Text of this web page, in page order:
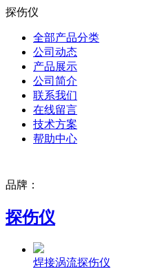
探伤仪
全部产品分类
公司动态
产品展示
公司简介
联系我们
在线留言
技术方案
帮助中心
品牌：
探伤仪
焊接涡流探伤仪